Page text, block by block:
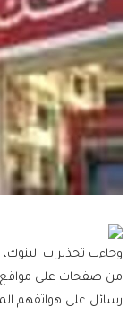
وجاءت تحذيرات
من صفحات على مواقع
رسائل على هواتفهم